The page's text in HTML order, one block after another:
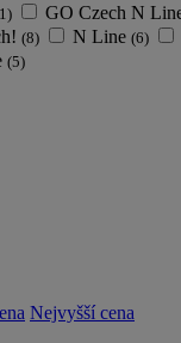
GO Czech N
(8) N Line (6)
(5)
Nejvyšší cena